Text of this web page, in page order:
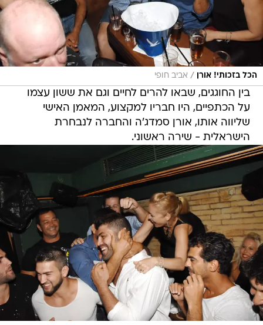
הכל בזכותי! אורן / אביב חופי
בין החוגגים, שבאו להרים לחיים וגם את ששון עצמו
על הכתפיים, היו חבריו למקצוע, המאמן האישי
שליווה אותו, אורן סמדג'ה והחברה לנבחרת
הישראלית - שירה ראשוני.